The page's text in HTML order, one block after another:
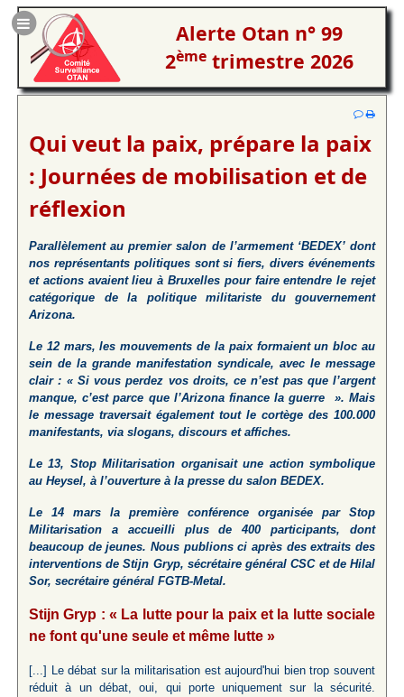
Alerte Otan n° 99
2èmetrimestre 2026
Qui veut la paix, prépare la paix
: Journées de mobilisation et de
réflexion
Parallèlement au premier salon de l’armement ‘BEDEX’ dont
nos représentants politiques sont si fiers, divers événements
et actions avaient lieu à Bruxelles pour faire entendre le rejet
catégorique de la politique militariste du gouvernement
Arizona.
Le 12 mars, les mouvements de la paix formaient un bloc au
sein de la grande manifestation syndicale, avec le message
clair : « Si vous perdez vos droits, ce n’est pas que l’argent
manque, c’est parce que l’Arizona finance la guerre ». Mais
le message traversait également tout le cortège des 100.000
manifestants, via slogans, discours et affiches.
Le 13, Stop Militarisation organisait une action symbolique
au Heysel, à l’ouverture à la presse du salon BEDEX.
Le 14 mars la première conférence organisée par Stop
Militarisation a accueilli plus de 400 participants, dont
beaucoup de jeunes. Nous publions ci après des extraits des
interventions de Stijn Gryp, sécrétaire général CSC et de Hilal
Sor, secrétaire général FGTB-Metal.
Stijn Gryp : « La lutte pour la paix et la lutte sociale
ne font qu'une seule et même lutte »
[...] Le débat sur la militarisation est aujourd'hui bien trop souvent
réduit à un débat, oui, qui porte uniquement sur la sécurité.